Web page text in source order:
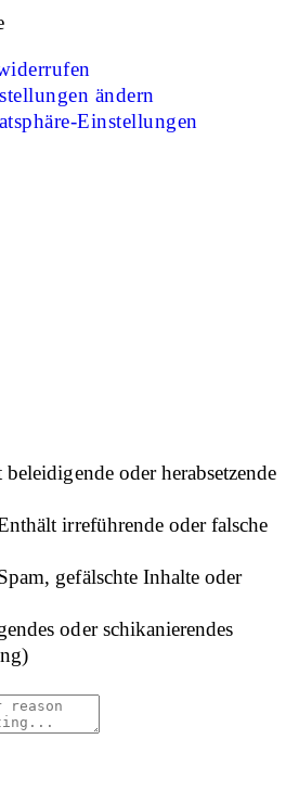
ändern
Einstellungen
oder herabsetzende
irreführende oder falsche
gefälschte Inhalte oder
oder schikanierendes